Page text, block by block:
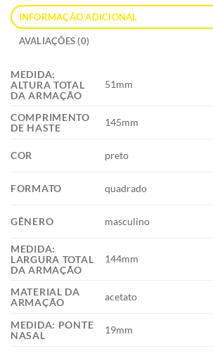
INFORMAÇÃO ADICIONAL
AVALIAÇÕES (0)
MEDIDA:
ALTURA TOTAL
DA ARMAÇÃO
51mm
COMPRIMENTO
DE HASTE
145mm
COR preto
FORMATO quadrado
GÊNERO masculino
MEDIDA:
LARGURA TOTAL
DA ARMAÇÃO
144mm
MATERIAL DA
ARMAÇÃO
acetato
MEDIDA: PONTE
NASAL
19mm